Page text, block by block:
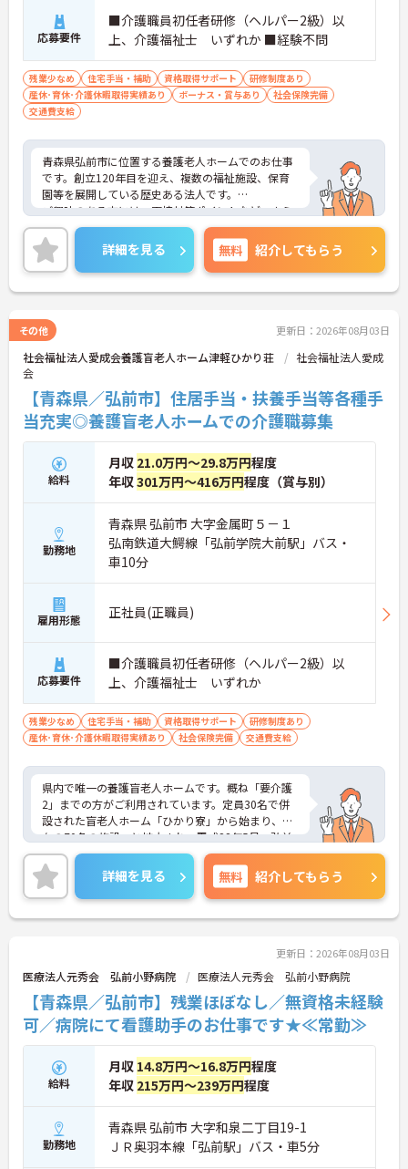
応募要件
■介護職員初任者研修（ヘルパー2級）以
上、介護福祉士 いずれか ■経験不問
残業少なめ 住宅手当・補助 資格取得サポート
研修制度あり
産休･育休･介護休暇取得実績あり
ボーナス・賞与あり
社会保険完備
交通費支給
青森県弘前市に位置する養護老人ホームでのお仕事
です。創立120年目を迎え、複数の福祉施設、保育
園等を展開している歴史ある法人です。
ご興味のある方には、面接対策ポイントなど、さら
に詳細をお話しいたしますのでお気軽にご相談くだ
さい！
詳細を見る 無料 紹介してもらう
その他 更新日：2026年08月03日
社会福祉法人愛成会養護盲老人ホーム津軽ひかり荘
社会福祉法人愛成
会
【青森県／弘前市】住居手当・扶養手当等各種手
当充実◎養護盲老人ホームでの介護職募集
給料
月収 21.0万円～29.8万円程度
年収301万円～416万円程度（賞与別）
勤務地
青森県 弘前市 大字金属町５－１
弘南鉄道大鰐線「弘前学院大前駅」バス・
車10分
雇用形態 正社員(正職員)
応募要件
■介護職員初任者研修（ヘルパー2級）以
上、介護福祉士 いずれか
残業少なめ 住宅手当・補助 資格取得サポート
研修制度あり
産休･育休･介護休暇取得実績あり
社会保険完備 交通費支給
県内で唯一の養護盲老人ホームです。概ね「要介護
2」までの方がご利用されています。定員30名で併
設された盲老人ホーム「ひかり寮」から始まり、現
在の70名の施設へと拡大され、平成28年5月、弘前
市金属町に落成した新園舎に移転し、新たなスター
トをきりました。目の不自由な方の施設として大き
な役割を果たしています。ご興味のある方には、面
接対策ポイントなど、さらに詳細をお話しいたしま
すのでお気軽にご相談ください！
詳細を見る 無料 紹介してもらう
更新日：2026年08月03日
医療法人元秀会 弘前小野病院 医療法人元秀会 弘前小野病院
【青森県／弘前市】残業ほぼなし／無資格未経験
可／病院にて看護助手のお仕事です★≪常勤≫
給料
月収 14.8万円～16.8万円程度
年収 215万円～239万円程度
勤務地
青森県 弘前市 大字和泉二丁目19-1
ＪＲ奥羽本線「弘前駅」バス・車5分